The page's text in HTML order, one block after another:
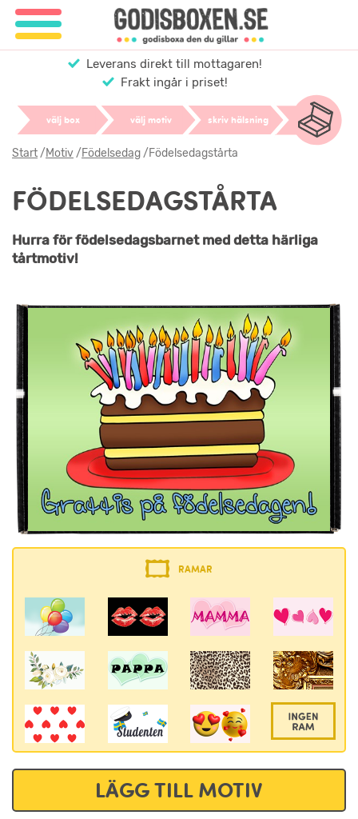
Leverans direkt till mottagaren!
Frakt ingår i priset!
välj box välj motiv skriv hälsning
Start/Motiv/Födelsedag/Födelsedagstårta
FÖDELSEDAGSTÅRTA
Hurra för födelsedagsbarnet med detta härliga
tårtmotiv!
RAMAR
LÄGG TILL MOTIV